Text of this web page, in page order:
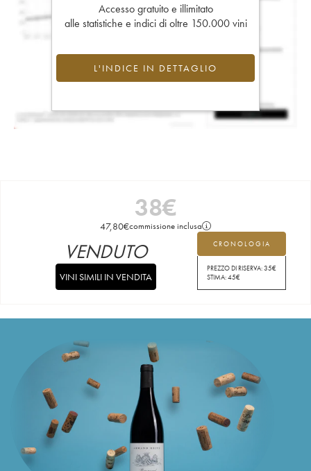
Accesso gratuito e illimitato
alle statistiche e indici di oltre 150.000 vini
L'INDICE IN DETTAGLIO
38€
47,80€commissione inclusa
CRONOLOGIA
PREZZO DI RISERVA:35€
STIMA:45€
VENDUTO
VINI SIMILI IN VENDITA